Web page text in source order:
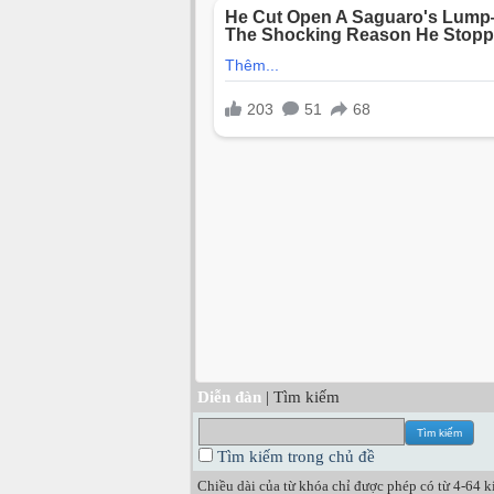
Diễn đàn | Tìm kiếm
Tìm kiếm trong chủ đề
Chiều dài của từ khóa chỉ được phép có từ 4-64